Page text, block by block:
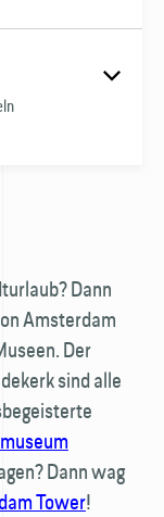
Dann
Amsterdam
Der
sind alle
Dann wag
Tower!